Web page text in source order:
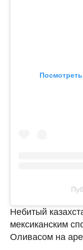
Небитый
мексиканским
Оливасом на